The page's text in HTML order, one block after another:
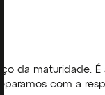
da maturidade.
com a